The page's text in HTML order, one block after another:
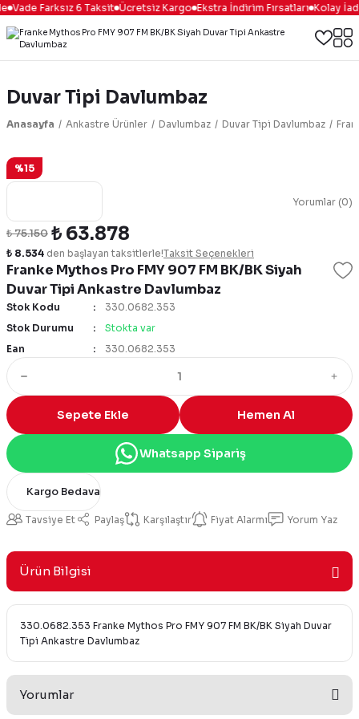
Vade Farksız 6 Taksit Ücretsiz Kargo Ekstra İndirim Fırsatları Kolay
Duvar Tipi Davlumbaz
Anasayfa Ankastre Ürünler Davlumbaz Duvar Tipi Davlumbaz
%15
Yorumlar (0)
Franke Mythos Pro FMY 907 FM BK/BK Siyah
Duvar Tipi Ankastre Davlumbaz
₺ 75.150 ₺ 63.878
₺ 8.534 den başlayan taksitlerle!Taksit Seçenekleri
Stok Kodu
330.0682.353
Stok Durumu
Stokta var
Ean
330.0682.353
Sepete Ekle Hemen Al
Whatsapp Sipariş
Kargo Bedava
Tavsiye Et Paylaş Karşılaştır Fiyat Alarmı Yorum Yaz
Ürün Bilgisi
330.0682.353 Franke Mythos Pro FMY 907 FM BK/BK Siyah Duvar
Tipi Ankastre Davlumbaz
Yorumlar